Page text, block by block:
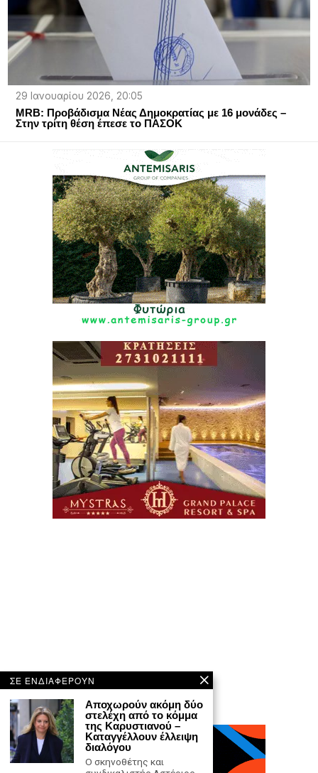
29 Ιανουαρίου 2026, 20:05
MRB: Προβάδισμα Νέας Δημοκρατίας με 16 μονάδες –
Στην τρίτη θέση έπεσε το ΠΑΣΟΚ
ΣΕ ΕΝΔΙΑΦΕΡΟΥΝ
Αποχωρούν ακόμη δύο
στελέχη από το κόμμα
της Καρυστιανού –
Καταγγέλλουν έλλειψη
διαλόγου
Ο σκηνοθέτης και